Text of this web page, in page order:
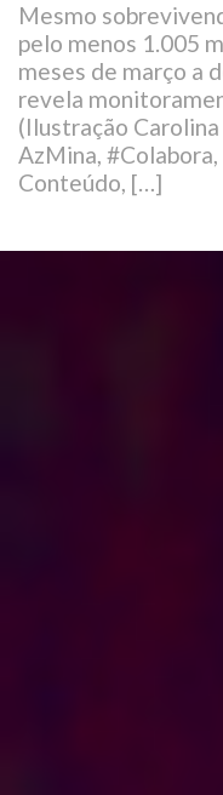
Mesmo
pelo menos 1.005
meses de março a
revela
(Ilustração
AzMina,
Conteúdo, […]